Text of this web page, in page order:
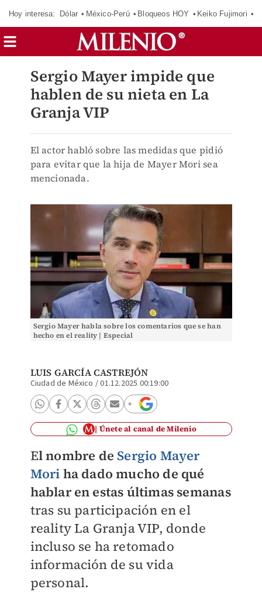
Hoy interesa: Dólar México-Perú Bloqueos HOY Keiko Fujimori
Sergio Mayer impide que
hablen de su nieta en La
Granja VIP
El actor habló sobre las medidas que pidió
para evitar que la hija de Mayer Mori sea
mencionada.
Sergio Mayer habla sobre los comentarios que se han
hecho en el reality | Especial
LUIS GARCÍA CASTREJÓN
Ciudad de México /01.12.2025 00:19:00
Únete al canal de Milenio
El nombre de Sergio Mayer
Mori ha dado mucho de qué
hablar en estas últimas semanas
tras su participación en el
reality La Granja VIP, donde
incluso se ha retomado
información de su vida
personal.